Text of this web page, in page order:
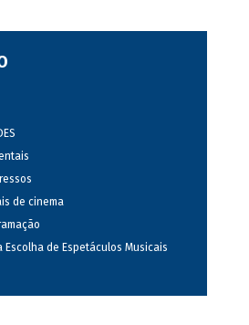
de cinema
Escolha de Espetáculos Musicais